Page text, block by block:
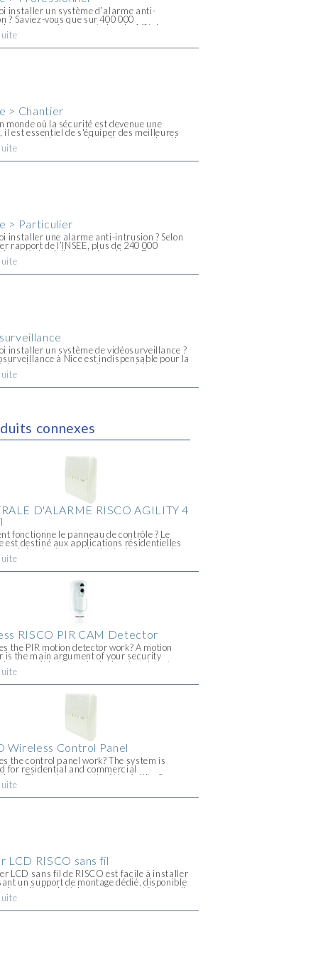
installer un système d’alarme anti-
? Saviez-vous que sur 400 000
recensés, ce sont plus de 44% des
qui sont des commerçants ?
> Chantier
monde où la sécurité est devenue une
il est essentiel de s'équiper des meilleures
pour protéger son domicile ou son chantier.
spécialiste en systèmes de sécurité et
> Particulier
installer une alarme anti-intrusion ? Selon
rapport de l’INSEE, plus de 240 000
à domicile sont signalés en France
et, en moyenne, un cambriolage d'une
installer un système de vidéosurveillance ?
à Nice est indispensable pour la
des citoyens que ce soit au domicile, en
et même à l'extérieur sur les voies
connexes
D'ALARME RISCO AGILITY 4
fonctionne le panneau de contrôle ? Le
est destiné aux applications résidentielles
La force principale de la centrale
Agility 4™ est la domotique. En effet, il se
RISCO PIR CAM Detector
the PIR motion detector work? A motion
is the main argument of your security
because it is the main device that detects
intruder is around your house or premises,
Wireless Control Panel
the control panel work? The system is
for residential and commercial
The main strength of the Agility 3 ™
is home automation. This is because it
LCD RISCO sans fil
LCD sans fil de RISCO est facile à installer
un support de montage dédié, disponible
installation intérieure comme extérieure. Il
pour correspondre avec des systèmes